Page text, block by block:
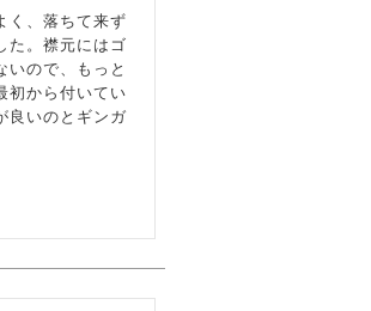
く、落ちて来ず
た。襟元にはゴ
いので、もっと
初から付いてい
良いのとギンガ